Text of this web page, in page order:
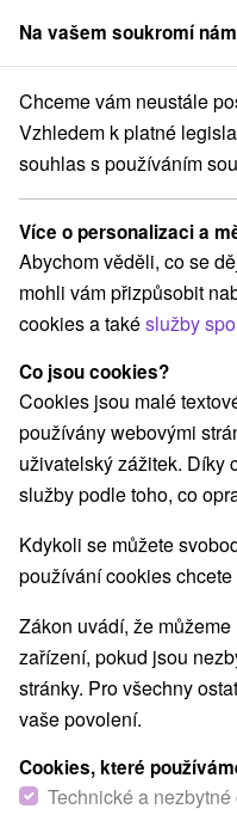
člen skupinySorger
Pobyty TMR hotelov
Pobyty TMR
Kategorie
Všechny kategorie
Wellness pobyty(11)
Romantické pobyty
Rodinné pobyty(11)
Vyberte lokalitu
Nejprodávanější
1.
Na vašem soukromí
Chceme vám neustále
Vzhledem k platné
souhlas s používáním
Více o personalizaci a
Abychom věděli, co se
mohli vám přizpůsobit
cookies a takéslužby
Co jsou cookies?
Cookies jsou malé
používány webovými
uživatelský zážitek. Díky
služby podle toho, co
Kdykoli se můžete
používání cookies chcete
Zákon uvádí, že
zařízení, pokud jsou
stránky. Pro všechny
vaše povolení.
Cookies, které
Technické a